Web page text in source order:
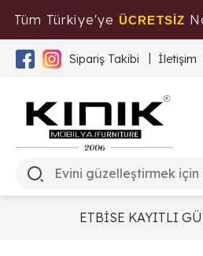
Tüm Türkiye'ye ÜCRETSİZ
Sipariş Takibi İletişim
ETBİSE KAYITLI